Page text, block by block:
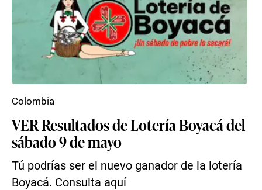
VER Resultados de Lotería Boyacá del
sábado 9 de mayo
Tú podrías ser el nuevo ganador de la lotería
Boyacá. Consulta aquí
Colombia